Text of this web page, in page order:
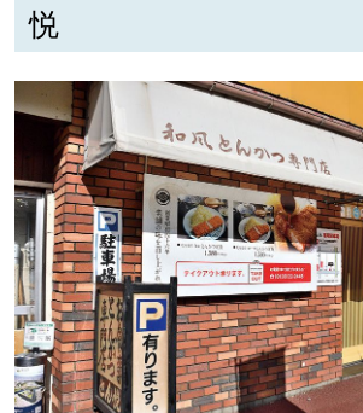
Sitakke編集部 IKU
【まったり楽しみたい】 札幌市
【札幌のお気に入りを見つけたい】
【道央のお気に入りを見つけたい】
【道北のお気に入りを見つけたい】
【道東のお気に入りを見つけたい】
悦